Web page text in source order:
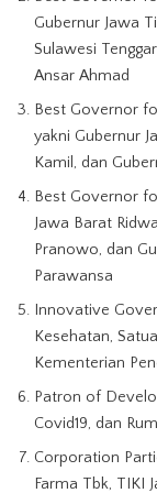
Gubernur Jawa
Sulawesi
Ansar Ahmad
Best Governor
yakni Gubernur
Kamil, dan
Best Governor
Jawa Barat
Pranowo, dan
Parawansa
Innovative
Kesehatan,
Kementerian
Patron of
Covid19, dan
Corporation
Farma Tbk, TIKI